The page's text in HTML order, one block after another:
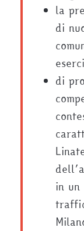
la
di
di
in un